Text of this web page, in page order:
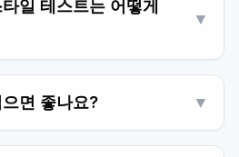
일 테스트는 어떻게
▼
면 좋나요? ▼